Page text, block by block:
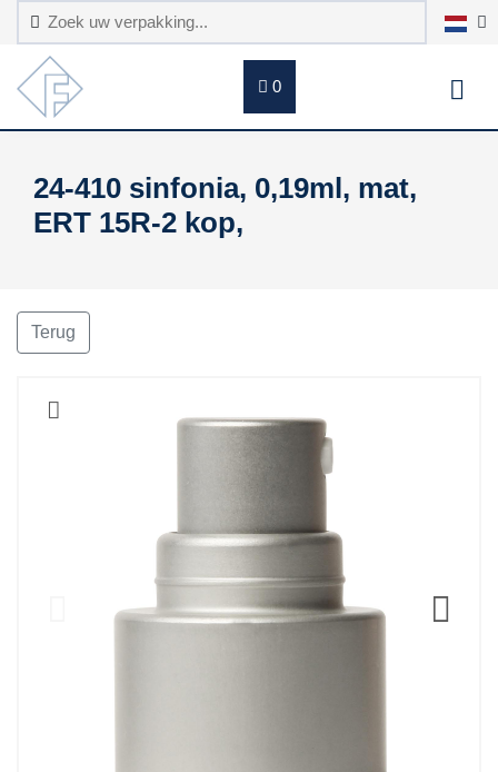
0
24-410 sinfonia, 0,19ml, mat,
ERT 15R-2 kop,
Terug